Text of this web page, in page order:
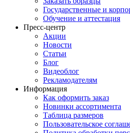
Государственные и
Обучение и аттестация
Пресс-центр
Акции
Новости
Статьи
Блог
Видеоблог
Рекламодателям
Информация
Как оформить заказ
Новинки ассортимента
Таблица размеров
Пользовательское